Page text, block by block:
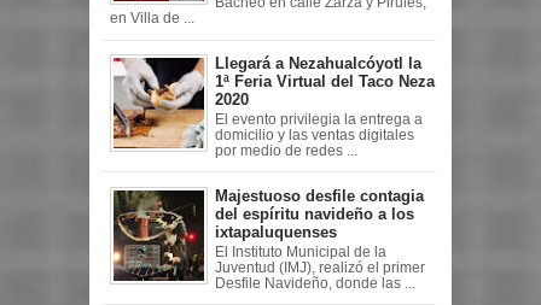
en Villa de ...
Llegará a Nezahualcóyotl la
1ª Feria Virtual del Taco Neza
2020
El evento privilegia la entrega a
domicilio y las ventas digitales
por medio de redes ...
Majestuoso desfile contagia
del espíritu navideño a los
ixtapaluquenses
El Instituto Municipal de la
Juventud (IMJ), realizó el primer
Desfile Navideño, donde las ...